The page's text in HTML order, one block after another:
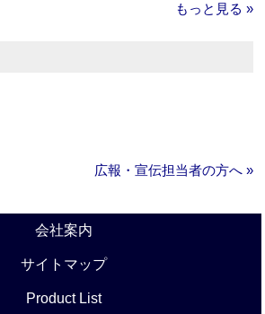
もっと見る »
広報・宣伝担当者の方へ »
会社案内
サイトマップ
Product List